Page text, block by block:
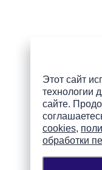
Этот сайт
технологии
сайте.
cookies,
обработки